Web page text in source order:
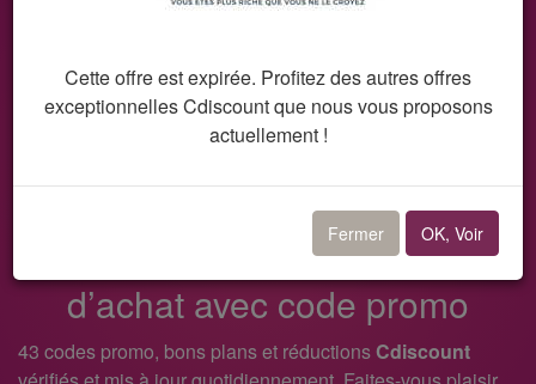
Code promo Cdiscount
Réduction de 10% dès 99€
d’achat avec code promo
43 codes promo, bons plans et réductionsCdiscount
Cette offre est expirée. Profitez des autres offres
exceptionnelles Cdiscount que nous vous proposons
actuellement !
Fermer OK, Voir